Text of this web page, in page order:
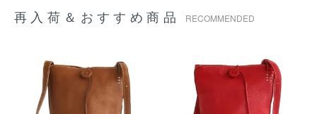
再入荷＆おすすめ商品 RECOMMENDED